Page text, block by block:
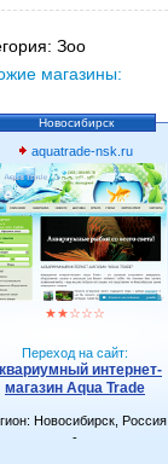
Зоо
магазины:
Новосибирск
aquatrade-nsk.ru
★★☆☆☆
Переход на сайт:
интернет-
магазин Aqua Trade
Новосибирск, Россия
-